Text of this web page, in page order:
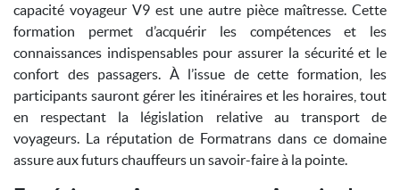
capacité voyageur V9 est une autre pièce maîtresse. Cette
formation permet d’acquérir les compétences et les
connaissances indispensables pour assurer la sécurité et le
confort des passagers. À l’issue de cette formation, les
participants sauront gérer les itinéraires et les horaires, tout
en respectant la législation relative au transport de
voyageurs. La réputation de Formatrans dans ce domaine
assure aux futurs chauffeurs un savoir-faire à la pointe.